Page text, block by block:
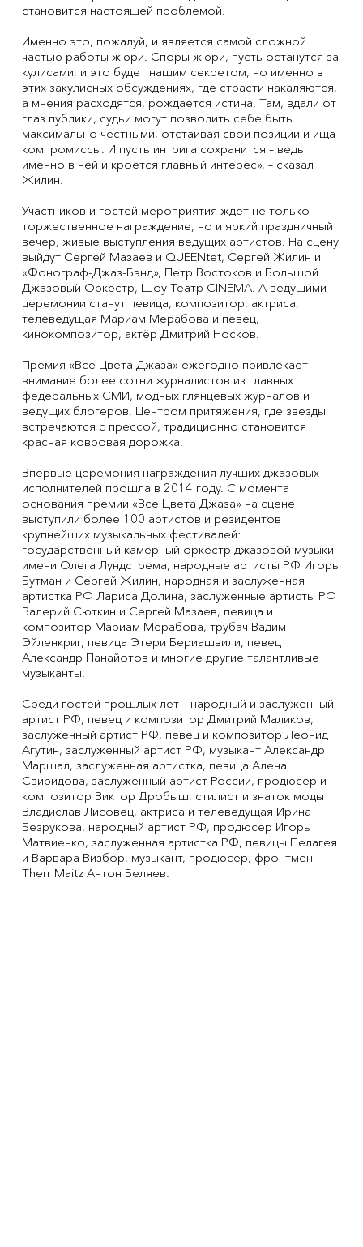
становится настоящей проблемой.
Именно это, пожалуй, и является самой сложной
частью работы жюри. Споры жюри, пусть останутся за
кулисами, и это будет нашим секретом, но именно в
этих закулисных обсуждениях, где страсти накаляются,
а мнения расходятся, рождается истина. Там, вдали от
глаз публики, судьи могут позволить себе быть
максимально честными, отстаивая свои позиции и ища
компромиссы. И пусть интрига сохранится – ведь
именно в ней и кроется главный интерес», – сказал
Жилин.
Участников и гостей мероприятия ждет не только
торжественное награждение, но и яркий праздничный
вечер, живые выступления ведущих артистов. На сцену
выйдут Сергей Мазаев и QUEENtet, Сергей Жилин и
«Фонограф-Джаз-Бэнд», Петр Востоков и Большой
Джазовый Оркестр, Шоу-Театр CINEMA. А ведущими
церемонии станут певица, композитор, актриса,
телеведущая Мариам Мерабова и певец,
кинокомпозитор, актёр Дмитрий Носков.
Премия «Все Цвета Джаза» ежегодно привлекает
внимание более сотни журналистов из главных
федеральных СМИ, модных глянцевых журналов и
ведущих блогеров. Центром притяжения, где звезды
встречаются с прессой, традиционно становится
красная ковровая дорожка.
Впервые церемония награждения лучших джазовых
исполнителей прошла в 2014 году. С момента
основания премии «Все Цвета Джаза» на сцене
выступили более 100 артистов и резидентов
крупнейших музыкальных фестивалей:
государственный камерный оркестр джазовой музыки
имени Олега Лундстрема, народные артисты РФ Игорь
Бутман и Сергей Жилин, народная и заслуженная
артистка РФ Лариса Долина, заслуженные артисты РФ
Валерий Сюткин и Сергей Мазаев, певица и
композитор Мариам Мерабова, трубач Вадим
Эйленкриг, певица Этери Бериашвили, певец
Александр Панайотов и многие другие талантливые
музыканты.
Среди гостей прошлых лет – народный и заслуженный
артист РФ, певец и композитор Дмитрий Маликов,
заслуженный артист РФ, певец и композитор Леонид
Агутин, заслуженный артист РФ, музыкант Александр
Маршал, заслуженная артистка, певица Алена
Свиридова, заслуженный артист России, продюсер и
композитор Виктор Дробыш, стилист и знаток моды
Владислав Лисовец, актриса и телеведущая Ирина
Безрукова, народный артист РФ, продюсер Игорь
Матвиенко, заслуженная артистка РФ, певицы Пелагея
и Варвара Визбор, музыкант, продюсер, фронтмен
Therr Maitz Антон Беляев.